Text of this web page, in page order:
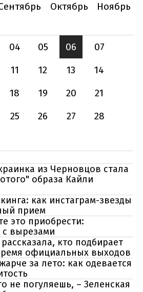
Октябрь
Ноябрь
04 05 06
07
11 12 13
14
18 19 20
21
25 26 27
28
из Черновцов стала
образа Кайли
как инстаграм-звезды
прием
это приобрести:
вырезами
кто подбирает
официальных выходов
за лето: как одевается
не погуляешь, – Зеленская